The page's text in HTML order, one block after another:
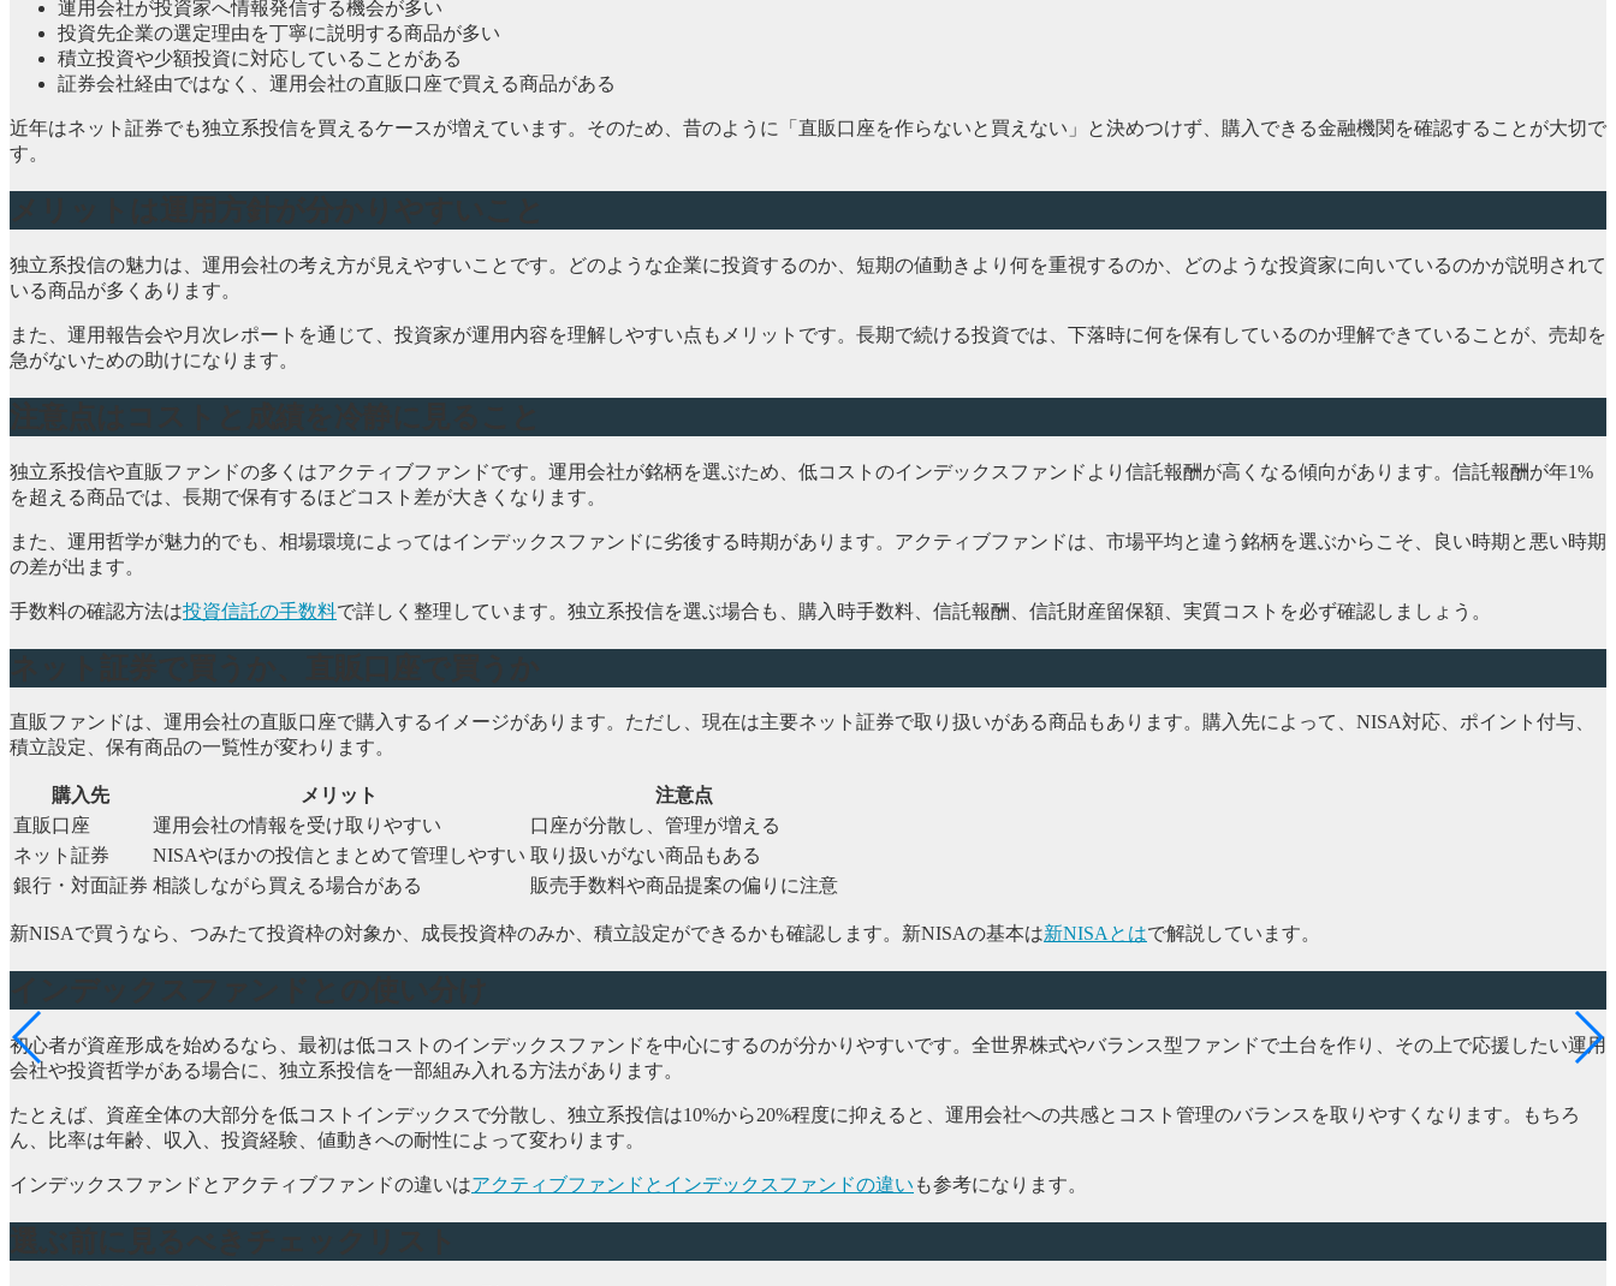
運用会社が投資家へ情報発信する機会が多い
投資先企業の選定理由を丁寧に説明する商品が多い
積立投資や少額投資に対応していることがある
証券会社経由ではなく、運用会社の直販口座で買える商品がある
近年はネット証券でも独立系投信を買えるケースが増えています。そのため、昔のように「直販口座を作らないと買えない」と決めつけず、購入できる金融機関を確認することが大切で
す。
独立系投信の魅力は、運用会社の考え方が見えやすいことです。どのような企業に投資するのか、短期の値動きより何を重視するのか、どのような投資家に向いているのかが説明されて
いる商品が多くあります。
また、運用報告会や月次レポートを通じて、投資家が運用内容を理解しやすい点もメリットです。長期で続ける投資では、下落時に何を保有しているのか理解できていることが、売却を
急がないための助けになります。
独立系投信や直販ファンドの多くはアクティブファンドです。運用会社が銘柄を選ぶため、低コストのインデックスファンドより信託報酬が高くなる傾向があります。信託報酬が年1%
を超える商品では、長期で保有するほどコスト差が大きくなります。
また、運用哲学が魅力的でも、相場環境によってはインデックスファンドに劣後する時期があります。アクティブファンドは、市場平均と違う銘柄を選ぶからこそ、良い時期と悪い時期
の差が出ます。
手数料の確認方法は投資信託の手数料で詳しく整理しています。独立系投信を選ぶ場合も、購入時手数料、信託報酬、信託財産留保額、実質コストを必ず確認しましょう。
直販ファンドは、運用会社の直販口座で購入するイメージがあります。ただし、現在は主要ネット証券で取り扱いがある商品もあります。購入先によって、NISA対応、ポイント付与、
積立設定、保有商品の一覧性が変わります。
購入先 メリット
注意点
直販口座
運用会社の情報を受け取りやすい
口座が分散し、管理が増える
ネット証券
NISAやほかの投信とまとめて管理しやすい 取り扱いがない商品もある
銀行・対面証券 相談しながら買える場合がある 販売手数料や商品提案の偏りに注意
新NISAで買うなら、つみたて投資枠の対象か、成長投資枠のみか、積立設定ができるかも確認します。新NISAの基本は新NISAとはで解説しています。
初心者が資産形成を始めるなら、最初は低コストのインデックスファンドを中心にするのが分かりやすいです。全世界株式やバランス型ファンドで土台を作り、その上で応援したい運用
会社や投資哲学がある場合に、独立系投信を一部組み入れる方法があります。
たとえば、資産全体の大部分を低コストインデックスで分散し、独立系投信は10%から20%程度に抑えると、運用会社への共感とコスト管理のバランスを取りやすくなります。もちろ
ん、比率は年齢、収入、投資経験、値動きへの耐性によって変わります。
インデックスファンドとアクティブファンドの違いはアクティブファンドとインデックスファンドの違い も参考になります。